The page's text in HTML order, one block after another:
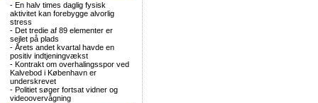
- En halv times daglig fysisk
aktivitet kan forebygge alvorlig
stress
- Det tredie af 89 elementer er
sejlet på plads
- Årets andet kvartal havde en
positiv indtjeningvækst
- Kontrakt om overhalingsspor ved
Kalvebod i København er
underskrevet
- Politiet søger fortsat vidner og
videoovervågning